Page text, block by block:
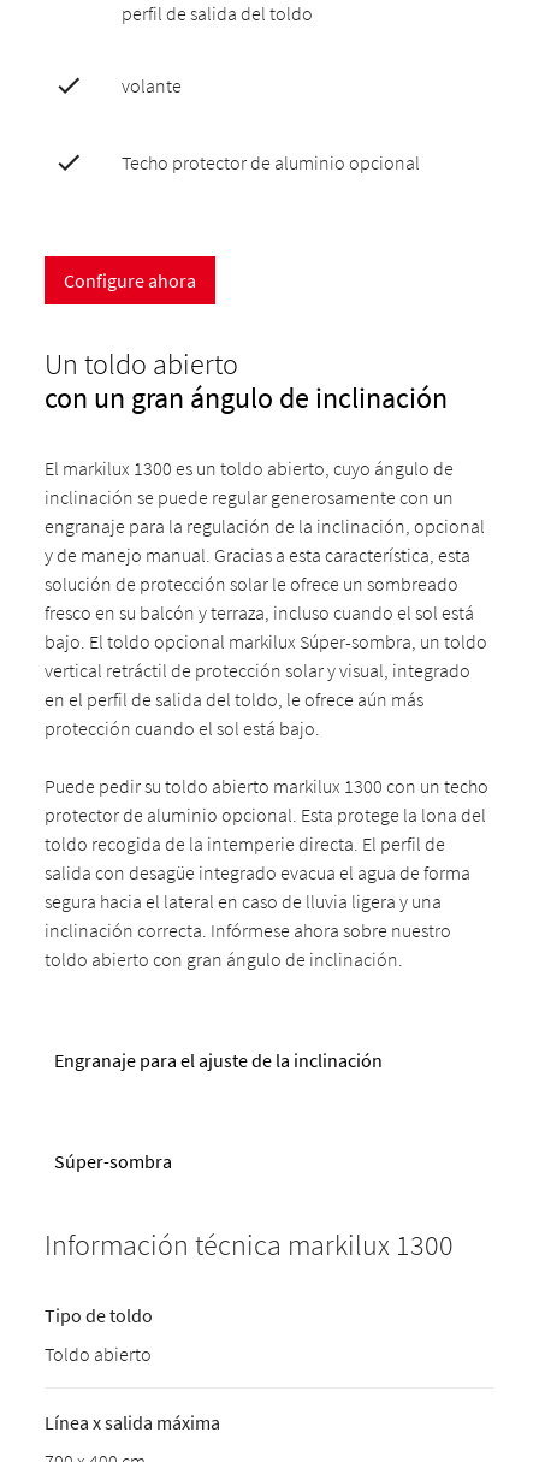
perfil de salida del toldo
volante
Techo protector de aluminio opcional
Configure ahora
Un toldo abierto
con un gran ángulo de inclinación
El markilux 1300 es un toldo abierto, cuyo ángulo de
inclinación se puede regular generosamente con un
engranaje para la regulación de la inclinación, opcional
y de manejo manual. Gracias a esta característica, esta
solución de protección solar le ofrece un sombreado
fresco en su balcón y terraza, incluso cuando el sol está
bajo. El toldo opcional markilux Súper-sombra, un toldo
vertical retráctil de protección solar y visual, integrado
en el perfil de salida del toldo, le ofrece aún más
protección cuando el sol está bajo.
Puede pedir su toldo abierto markilux 1300 con un techo
protector de aluminio opcional. Esta protege la lona del
toldo recogida de la intemperie directa. El perfil de
salida con desagüe integrado evacua el agua de forma
segura hacia el lateral en caso de lluvia ligera y una
inclinación correcta. Infórmese ahora sobre nuestro
toldo abierto con gran ángulo de inclinación.
Engranaje para el ajuste de la inclinación
Súper-sombra
Información técnica markilux 1300
Tipo de toldo
Toldo abierto
Línea x salida máxima